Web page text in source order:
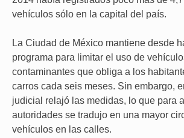
vehículos sólo en la capital del país.
La Ciudad de México mantiene desde
programa para limitar el uso de
contaminantes que obliga a los
carros cada seis meses. Sin embargo,
judicial relajó las medidas, lo que para
autoridades se tradujo en una mayor
vehículos en las calles.